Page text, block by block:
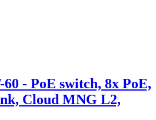
- PoE switch, 8x PoE,
Cloud MNG L2,